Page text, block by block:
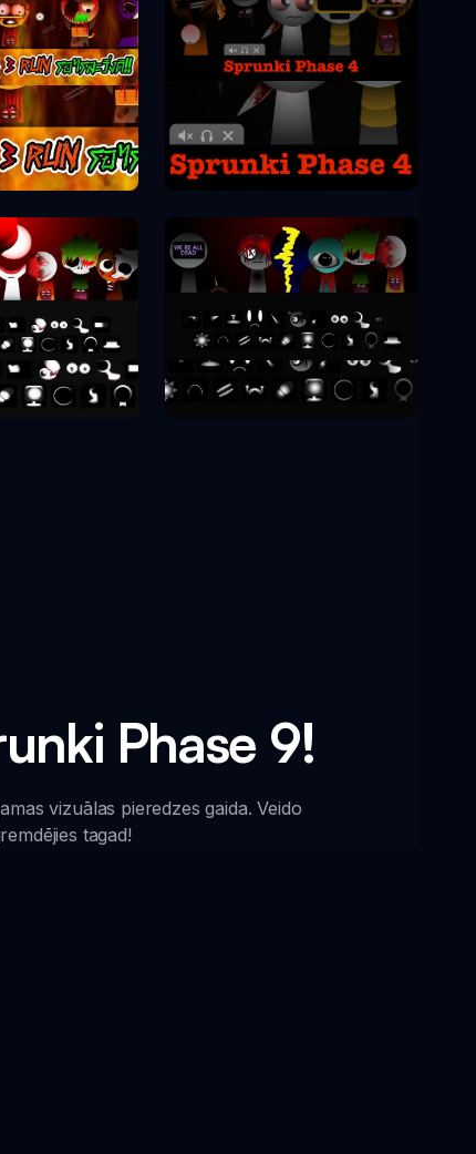
Fāze 3 Sprunki Fāze 4
Fāze 8 Sprunki Fāze 9
Phase 9!
vizuālas pieredzes gaida. Veido
tagad!